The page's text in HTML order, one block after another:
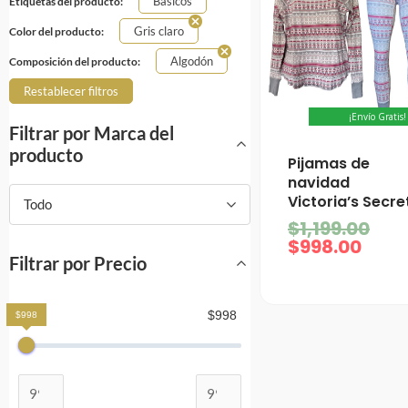
Color del producto: Gris claro
Composición del producto: Algodón
Restablecer filtros
Filtrar por Marca del
producto
Todo
Filtrar por Precio
$998
$998
¡Envío Gratis!
Pijamas de
navidad
Victoria’s
$1,199.00
$998.00
El
es: